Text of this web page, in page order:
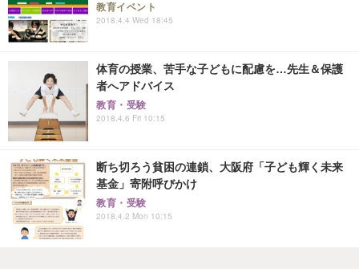
教育イベント
2018.4.4 Wed 18:45
体育の授業、苦手な子どもに配慮を…先生＆保護
者へアドバイス
教育・受験
2018.4.6 Fri 10:15
断ち切ろう貧困の連鎖、大阪府「子ども輝く未来
基金」寄附呼びかけ
教育・受験
2018.4.2 Mon 10:15